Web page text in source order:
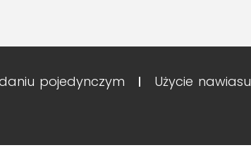
pojedynczym
Użycie nawiasu